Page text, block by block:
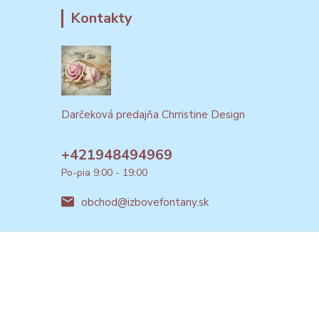
Kontakty
Darčeková predajňa Chrristine Design
+421948494969
Po-pia 9:00 - 19:00
obchod@izbovefontany.sk